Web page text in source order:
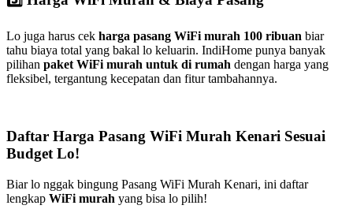
Lo juga harus cek harga pasang WiFi murah 100 ribuan biar
tahu biaya total yang bakal lo keluarin. IndiHome punya banyak
pilihan paket WiFi murah untuk di rumah dengan harga yang
fleksibel, tergantung kecepatan dan fitur tambahannya.
Daftar Harga Pasang WiFi Murah Kenari Sesuai
Budget Lo!
Biar lo nggak bingung Pasang WiFi Murah Kenari, ini daftar
lengkap WiFi murah yang bisa lo pilih!